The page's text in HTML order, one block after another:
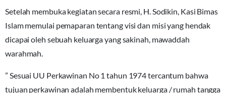
Setelah membuka kegiatan secara resmi, H. Sodikin, Kasi Bimas
Islam memulai pemaparan tentang visi dan misi yang hendak
dicapai oleh sebuah keluarga yang sakinah, mawaddah
warahmah.
” Sesuai UU Perkawinan No 1 tahun 1974 tercantum bahwa
tujuan perkawinan adalah membentuk keluarga / rumah tangga